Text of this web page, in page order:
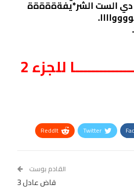
دي الست الشر*يفةةةةةة
للجزء 2
Twitter
ReddIt
القادم بوست
قاض عادل 3